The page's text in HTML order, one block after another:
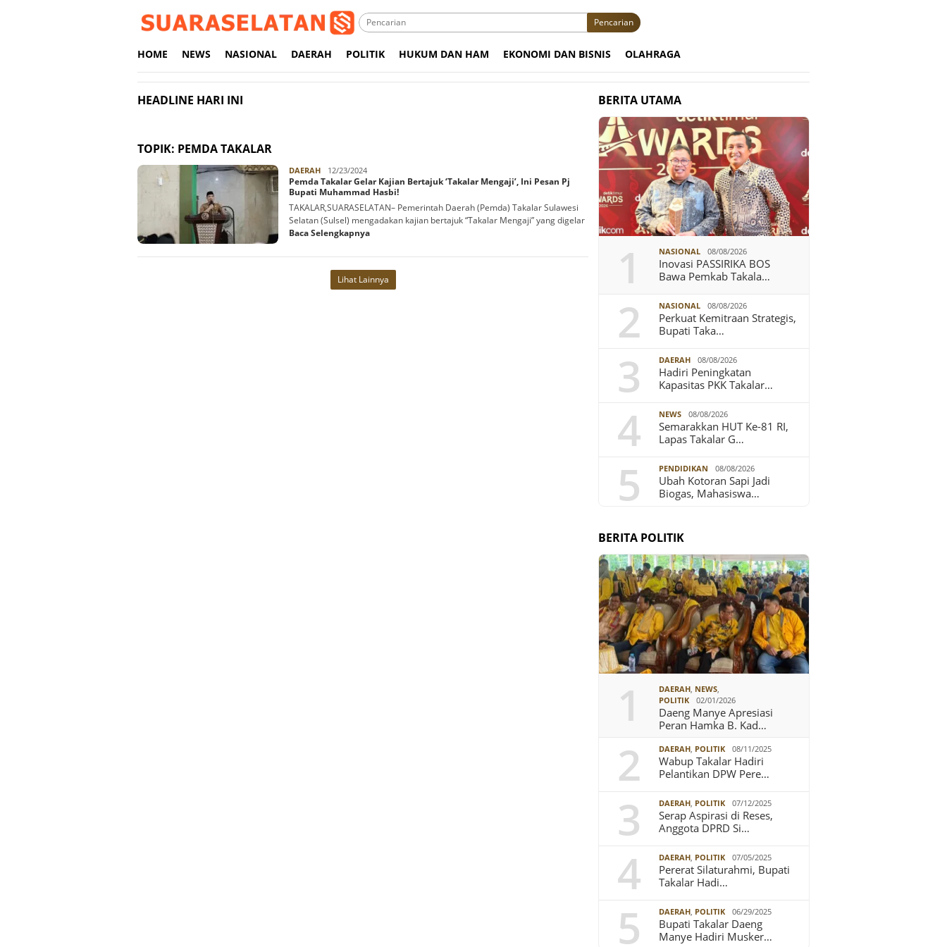
Pencarian
HOME NEWS NASIONAL DAERAH POLITIK HUKUM DAN HAM EKONOMI DAN BISNIS OLAHRAGA
HEADLINE HARI INI
TOPIK: PEMDA TAKALAR
DAERAHHs
D'Sau
12/23/2024
Pemda Takalar Gelar Kajian Bertajuk ‘Takalar Mengaji’, Ini Pesan Pj
Bupati Muhammad Hasbi!
TAKALAR,SUARASELATAN– Pemerintah Daerah (Pemda) Takalar Sulawesi
Selatan (Sulsel) mengadakan kajian bertajuk “Takalar Mengaji” yang digelar
Baca Selengkapnya
Lihat Lainnya
BERITA UTAMA
1 NASIONAL 08/08/2026
Inovasi PASSIRIKA BOS
Bawa Pemkab Takala…
2 NASIONAL 08/08/2026
Perkuat Kemitraan Strategis,
Bupati Taka…
3 DAERAH 08/08/2026
Hadiri Peningkatan
Kapasitas PKK Takalar…
4 NEWS 08/08/2026
Semarakkan HUT Ke-81 RI,
Lapas Takalar G…
5 PENDIDIKAN 08/08/2026
Ubah Kotoran Sapi Jadi
Biogas, Mahasiswa…
BERITA POLITIK
1 DAERAH, NEWS,
POLITIK
02/01/2026
Daeng Manye Apresiasi
Peran Hamka B. Kad…
2 DAERAH, POLITIK 08/11/2025
Wabup Takalar Hadiri
Pelantikan DPW Pere…
3 DAERAH, POLITIK 07/12/2025
Serap Aspirasi di Reses,
Anggota DPRD Si…
4 DAERAH, POLITIK 07/05/2025
Pererat Silaturahmi, Bupati
Takalar Hadi…
5 DAERAH, POLITIK 06/29/2025
Bupati Takalar Daeng
Manye Hadiri Musker…